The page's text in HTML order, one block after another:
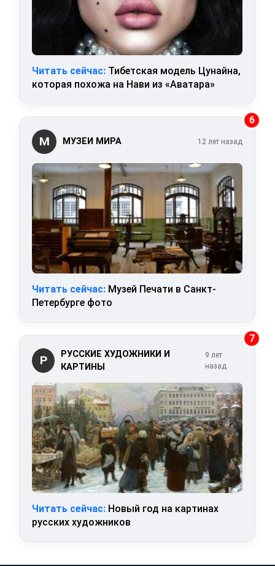
Читать сейчас: Тибетская модель Цунайна,
которая похожа на Нави из «Аватара»
6
М МУЗЕИ МИРА 12 лет назад
Читать сейчас: Музей Печати в Санкт-
Петербурге фото
7
Р
РУССКИЕ ХУДОЖНИКИ И
КАРТИНЫ
9 лет
назад
Читать сейчас: Новый год на картинах
русских художников